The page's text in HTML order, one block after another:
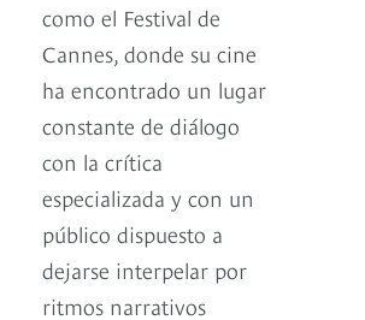
como el Festival de
Cannes, donde su cine
ha encontrado un lugar
constante de diálogo
con la crítica
especializada y con un
público dispuesto a
dejarse interpelar por
ritmos narrativos